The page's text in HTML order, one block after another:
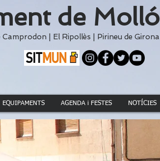
de Molló
Camprodon El Ripollès Pirineu de Girona
EQUIPAMENTS AGENDA i FESTES NOTÍCIES